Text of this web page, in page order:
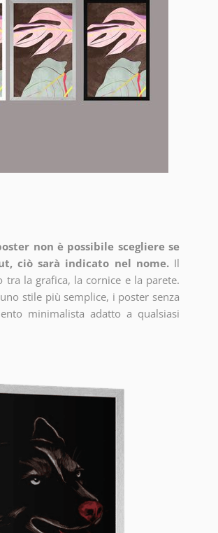
non è possibile scegliere se
ciò sarà indicato nel nome. Il
la grafica, la cornice e la parete.
stile più semplice, i poster senza
minimalista adatto a qualsiasi